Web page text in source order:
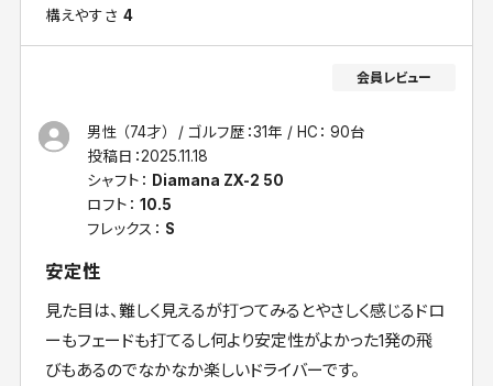
構えやすさ 4
男性 （74才） ゴルフ歴：31年
HC： 90台
投稿日：2025.11.18
シャフト： Diamana ZX-2 50
ロフト： 10.5
フレックス： S
安定性
見た目は、難しく見えるが打つてみるとやさしく感じるドロ
ーもフェードも打てるし何より安定性がよかった1発の飛
びもあるのでなかなか楽しいドライバーです。